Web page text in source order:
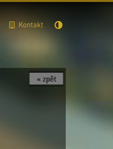
Kontakt
« zpět